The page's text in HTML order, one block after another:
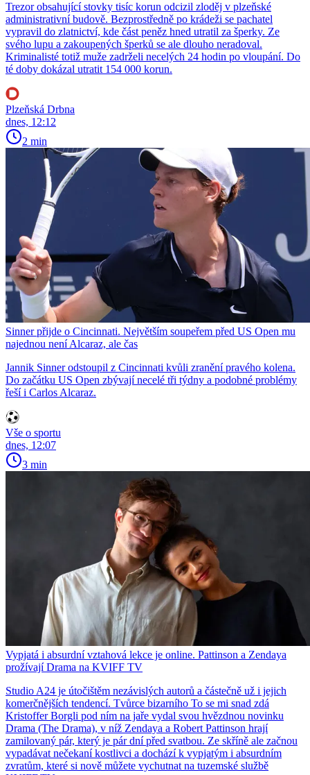
Trezor obsahující stovky tisíc korun odcizil zloděj v plzeňské
administrativní budově. Bezprostředně po krádeži se pachatel
vypravil do zlatnictví, kde část peněz hned utratil za šperky. Ze
svého lupu a zakoupených šperků se ale dlouho neradoval.
Kriminalisté totiž muže zadrželi necelých 24 hodin po vloupání. Do
té doby dokázal utratit 154 000 korun.
Plzeňská Drbna
dnes, 12:12
2 min
Sinner přijde o Cincinnati. Největším soupeřem před US Open mu
najednou není Alcaraz, ale čas
Jannik Sinner odstoupil z Cincinnati kvůli zranění pravého kolena.
Do začátku US Open zbývají necelé tři týdny a podobné problémy
řeší i Carlos Alcaraz.
Vše o sportu
dnes, 12:07
3 min
Vypjatá i absurdní vztahová lekce je online. Pattinson a Zendaya
prožívají Drama na KVIFF TV
Studio A24 je útočištěm nezávislých autorů a částečně už i jejich
komerčnějších tendencí. Tvůrce bizarního To se mi snad zdá
Kristoffer Borgli pod ním na jaře vydal svou hvězdnou novinku
Drama (The Drama), v níž Zendaya a Robert Pattinson hrají
zamilovaný pár, který je pár dní před svatbou. Ze skříně ale začnou
vypadávat nečekaní kostlivci a dochází k vypjatým i absurdním
zvratům, které si nově můžete vychutnat na tuzemské službě